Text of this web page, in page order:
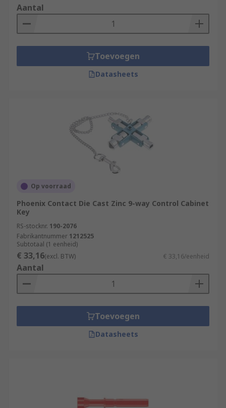
Aantal
Toevoegen
Datasheets
Op voorraad
Phoenix Contact Die Cast Zinc 9-way Control Cabinet
Key
RS-stocknr. 190-2076
Fabrikantnummer 1212525
Subtotaal (1 eenheid)
€ 33,16(excl. BTW) € 33,16/eenheid
Aantal
Toevoegen
Datasheets